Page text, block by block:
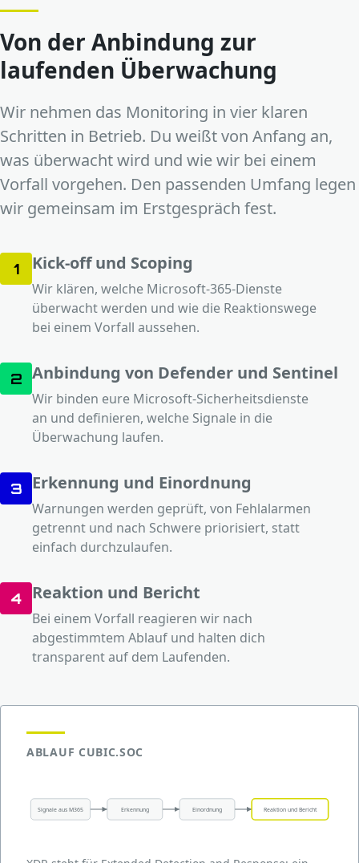
Von der Anbindung zur
laufenden Überwachung
Wir nehmen das Monitoring in vier klaren
Schritten in Betrieb. Du weißt von Anfang an,
was überwacht wird und wie wir bei einem
Vorfall vorgehen. Den passenden Umfang legen
wir gemeinsam im Erstgespräch fest.
1 Kick-off und Scoping
Wir klären, welche Microsoft-365-Dienste
überwacht werden und wie die Reaktionswege
bei einem Vorfall aussehen.
2 Anbindung von Defender und Sentinel
Wir binden eure Microsoft-Sicherheitsdienste
an und definieren, welche Signale in die
Überwachung laufen.
3 Erkennung und Einordnung
Warnungen werden geprüft, von Fehlalarmen
getrennt und nach Schwere priorisiert, statt
einfach durchzulaufen.
4 Reaktion und Bericht
Bei einem Vorfall reagieren wir nach
abgestimmtem Ablauf und halten dich
transparent auf dem Laufenden.
ABLAUF CUBIC.SOC
Signale aus M365 Erkennung Einordnung Reaktion und Bericht